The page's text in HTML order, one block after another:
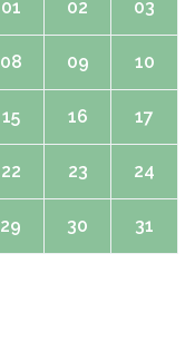
01 02 03
08 09 10
15 16 17
22 23 24
29 30 31